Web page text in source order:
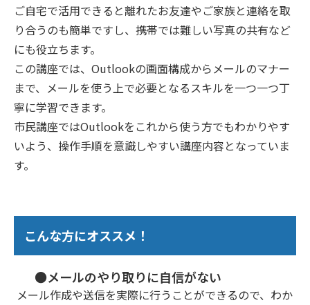
ご自宅で活用できると離れたお友達やご家族と連絡を取
り合うのも簡単ですし、携帯では難しい写真の共有など
にも役立ちます。
この講座では、Outlookの画面構成からメールのマナー
まで、メールを使う上で必要となるスキルを一つ一つ丁
寧に学習できます。
市民講座ではOutlookをこれから使う方でもわかりやす
いよう、操作手順を意識しやすい講座内容となっていま
す。
こんな方にオススメ！
●メールのやり取りに自信がない
メール作成や送信を実際に行うことができるので、わか